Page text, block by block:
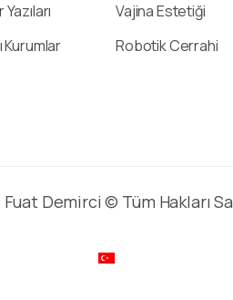
Kurumlar
Vajina Estetiği
Robotik Cerrahi
Demirci © Tüm Hakları